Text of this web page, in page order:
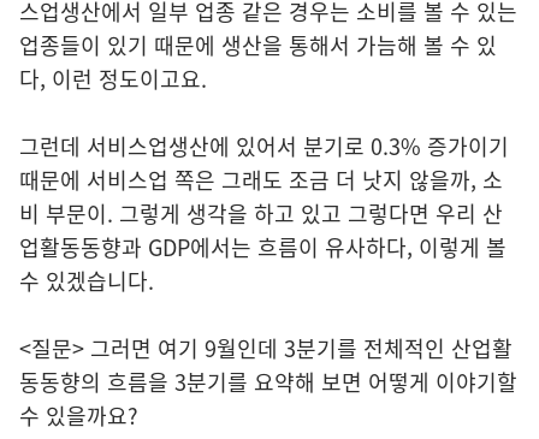
스업생산에서 일부 업종 같은 경우는 소비를 볼 수 있는
업종들이 있기 때문에 생산을 통해서 가늠해 볼 수 있
다, 이런 정도이고요.
그런데 서비스업생산에 있어서 분기로 0.3% 증가이기
때문에 서비스업 쪽은 그래도 조금 더 낫지 않을까, 소
비 부문이. 그렇게 생각을 하고 있고 그렇다면 우리 산
업활동동향과 GDP에서는 흐름이 유사하다, 이렇게 볼
수 있겠습니다.
<질문> 그러면 여기 9월인데 3분기를 전체적인 산업활
동동향의 흐름을 3분기를 요약해 보면 어떻게 이야기할
수 있을까요?